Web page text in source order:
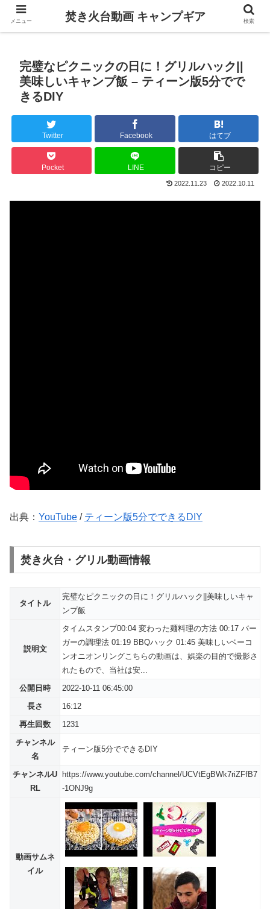
完璧なピクニックの日に！グリルハック||
美味しいキャンプ飯 – ティーン版5分でで
きるDIY
Twitter Facebook はてブ
Pocket LINE コピー
2022.11.23 2022.10.11
出典： YouTube / ティーン版5分でできるDIY
焚き火台・グリル動画情報
タイトル
完璧なピクニックの日に！グリルハック||美味しいキャ
ンプ飯
説明文
タイムスタンプ00:04 変わった麺料理の方法 00:17 バー
ガーの調理法 01:19 BBQハック 01:45 美味しいベーコ
ンオニオンリングこちらの動画は、娯楽の目的で撮影さ
れたもので、当社は安...
公開日時
2022-10-11 06:45:00
長さ
16:12
再生回数
1231
チャンネル
名
ティーン版5分でできるDIY
チャンネルU
RL
https://www.youtube.com/channel/UCVtEgBWk7riZFfB7
-1ONJ9g
動画サムネ
イル
メニュー 焚き火台動画 キャンプギア 検索